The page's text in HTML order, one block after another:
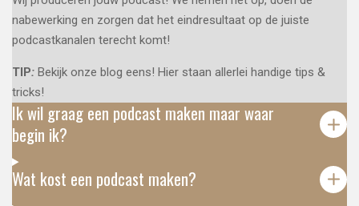
nabewerking en zorgen dat het eindresultaat op de juiste
podcastkanalen terecht komt!
TIP: Bekijk onze blog eens! Hier staan allerlei handige tips &
tricks!
Ik wil graag een podcast maken maar waar
begin ik?
Wat kost een podcast maken?